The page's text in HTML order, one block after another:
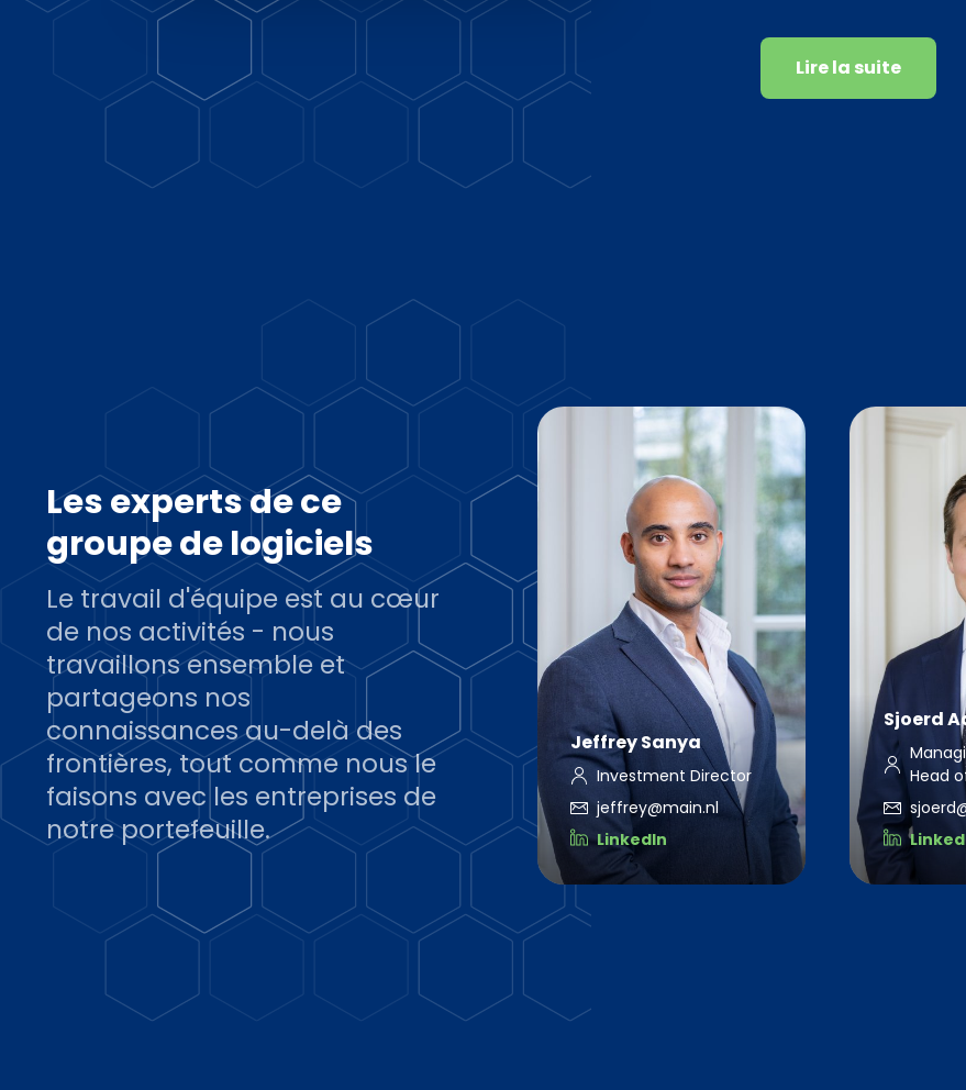
Lire la suite
Les experts de ce
groupe de logiciels
Le travail d'équipe est au cœur
de nos activités - nous
travaillons ensemble et
partageons nos
connaissances au-delà des
frontières, tout comme nous le
faisons avec les entreprises de
notre portefeuille.
Jeffrey Sanya
Investment Director
jeffrey@main.nl
LinkedIn
Sjoerd
Head